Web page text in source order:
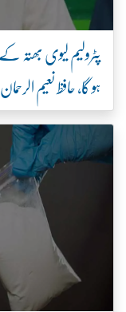
ہو گا، حافظ نعیم الرحمان